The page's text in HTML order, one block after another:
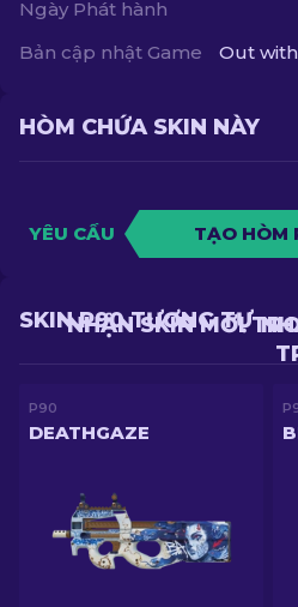
Ngày Phát hành
Bản cập nhật Game
Out
HÒM CHỨA SKIN NÀY
YÊU CẦU TẠO HÒM
NHẬN SKIN MỚI
SKIN P90 TƯƠNG TỰ
P90
DEATHGAZE